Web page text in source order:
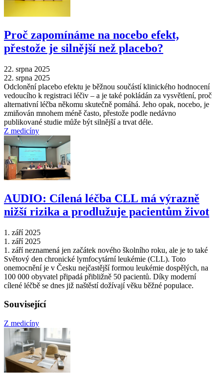
Proč zapomínáme na nocebo efekt,
přestože je silnější než placebo?
22. srpna 2025
22. srpna 2025
Odclonění placebo efektu je běžnou součástí klinického hodnocení
vedoucího k registraci léčiv –⁠ a je také pokládán za vysvětlení, proč
alternativní léčba někomu skutečně pomáhá. Jeho opak, nocebo, je
zmiňován mnohem méně často, přestože podle nedávno
publikované studie může být silnější a trvat déle.
Z medicíny
AUDIO: Cílená léčba CLL má výrazně
nižší rizika a prodlužuje pacientům život
1. září 2025
1. září 2025
1. září neznamená jen začátek nového školního roku, ale je to také
Světový den chronické lymfocytární leukémie (CLL). Toto
onemocnění je v Česku nejčastější formou leukémie dospělých, na
100 000 obyvatel připadá přibližně 50 pacientů. Díky moderní
cílené léčbě se dnes již naštěstí dožívají věku běžné populace.
Související
Z medicíny